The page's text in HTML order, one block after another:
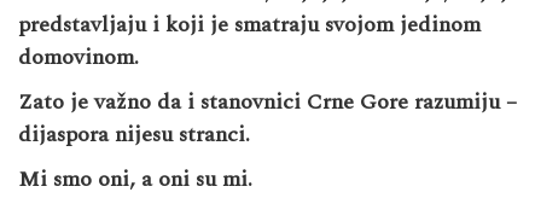
predstavljaju i koji je smatraju svojom jedinom
domovinom.
Zato je važno da i stanovnici Crne Gore razumiju –
dijaspora nijesu stranci.
Mi smo oni, a oni su mi.